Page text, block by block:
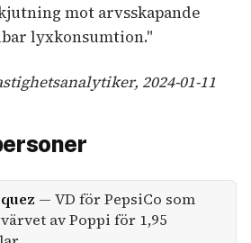
mot arvsskapande
lyxkonsumtion."
2024-01-11
— VD för PepsiCo som
av Poppi för 1,95